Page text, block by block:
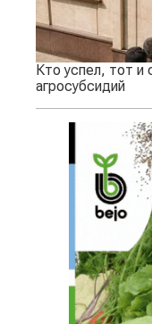
Кто успел, тот и
агросубсидий